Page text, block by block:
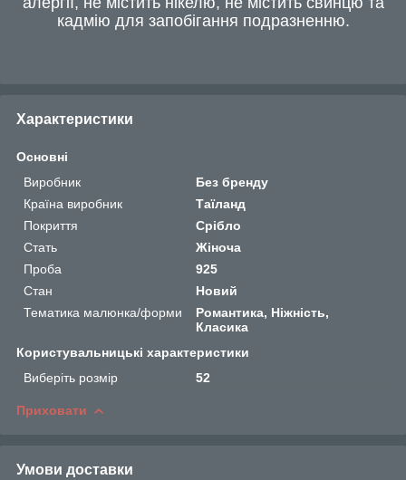
кадмію для запобігання подразненню.
Характеристики
Основні
Виробник
Без бренду
Країна виробник
Таїланд
Покриття
Срібло
Стать
Жіноча
Проба
925
Стан
Новий
Тематика малюнка/форми
Романтика, Ніжність,
Класика
Користувальницькі характеристики
Виберіть розмір
52
Приховати
Умови доставки